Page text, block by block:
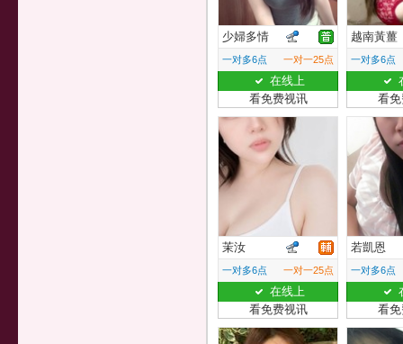
少婦多情
一对多6点 一对一25点
在线上
看免费视讯
越南黃薑
一对多6点
看
茉汝
一对多6点 一对一25点
在线上
看免费视讯
若凱恩
一对多6点
看